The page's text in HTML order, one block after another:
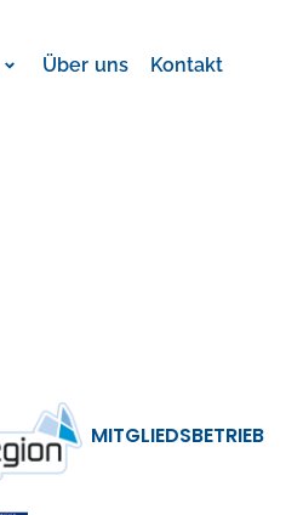
Über uns Kontakt
MITGLIEDSBETRIEB